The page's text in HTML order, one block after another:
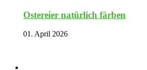
Ostereier natürlich färben
01. April 2026